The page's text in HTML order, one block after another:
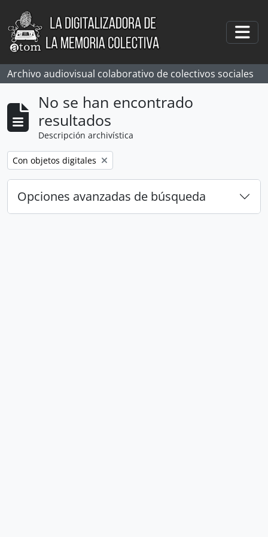
Skip to main content
Archivo audiovisual colaborativo de colectivos sociales
No se han encontrado
resultados
Descripción archivística
Remove filter:
Con objetos digitales
Opciones avanzadas de búsqueda